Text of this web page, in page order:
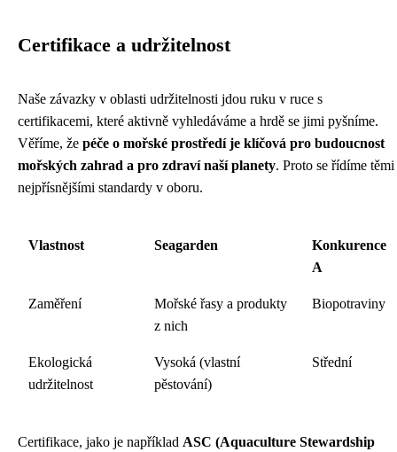
Certifikace a udržitelnost
Naše závazky v oblasti udržitelnosti jdou ruku v ruce s
certifikacemi, které aktivně vyhledáváme a hrdě se jimi pyšníme.
Věříme, že péče o mořské prostředí je klíčová pro budoucnost
mořských zahrad a pro zdraví naší planety. Proto se řídíme těmi
nejpřísnějšími standardy v oboru.
Vlastnost Seagarden
Konkurence
A
Zaměření
Mořské řasy a produkty
z nich
Biopotraviny
Ekologická
udržitelnost
Vysoká (vlastní
pěstování)
Střední
Certifikace, jako je například ASC (Aquaculture Stewardship